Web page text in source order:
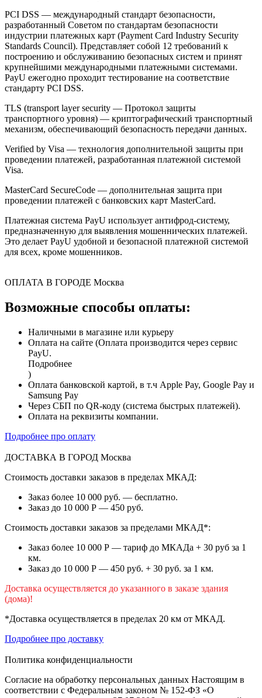
PCI DSS — международный стандарт безопасности,
разработанный Советом по стандартам безопасности
индустрии платежных карт (Payment Card Industry Security
Standards Council). Представляет собой 12 требований к
построению и обслуживанию безопасных систем и принят
крупнейшими международными платежными системами.
PayU ежегодно проходит тестирование на соответствие
стандарту PCI DSS.
TLS (transport layer security — Протокол защиты
транспортного уровня) — криптографический транспортный
механизм, обеспечивающий безопасность передачи данных.
Verified by Visa — технология дополнительной защиты при
проведении платежей, разработанная платежной системой
Visa.
MasterCard SecureCode — дополнительная защита при
проведении платежей с банковских карт MasterCard.
Платежная система PayU использует антифрод-систему,
предназначенную для выявления мошеннических платежей.
Это делает PayU удобной и безопасной платежной системой
для всех, кроме мошенников.
ОПЛАТА В ГОРОДЕ Москва
Возможные способы оплаты:
Наличными в магазине или курьеру
Оплата на сайте (Оплата производится через сервис
PayU.
Подробнее
)
Оплата банковской картой, в т.ч Apple Pay, Google Pay и
Samsung Pay
Через СБП по QR-коду (система быстрых платежей).
Оплата на реквизиты компании.
Подробнее про оплату
ДОСТАВКА В ГОРОД Москва
Стоимость доставки заказов в пределах МКАД:
Заказ более 10 000 руб. — бесплатно.
Заказ до 10 000 Р — 450 руб.
Стоимость доставки заказов за пределами МКАД*:
Заказ более 10 000 Р — тариф до МКАДа + 30 руб за 1
км.
Заказ до 10 000 Р — 450 руб. + 30 руб. за 1 км.
Доставка осуществляется до указанного в заказе здания
(дома)!
*Доставка осуществляется в пределах 20 км от МКАД.
Подробнее про доставку
Политика конфиденциальности
Согласие на обработку персональных данных Настоящим в
соответствии с Федеральным законом № 152-ФЗ «О